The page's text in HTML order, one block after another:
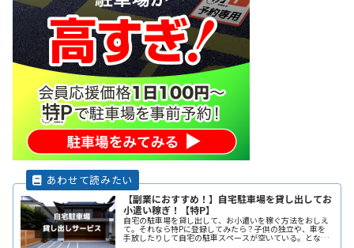
【副業におすすめ！】自宅駐車場を貸し出してお
小遣い稼ぎ！【特P】
自宅の駐車場を貸し出して、お小遣いを稼ぐ方法をおしえ
て。それなら特Pに登録してみたら？子供の独立や、車を
手放したりして自宅の駐車スペースが空いている。となり